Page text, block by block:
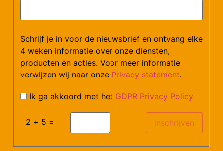
(maandag – donderdag 08:30-17:15 uur / vrijdag
Mail:klantenservice@arvem.nl
Werken bij Arvem?
Verzendkosten en LeveringAlgemene voorwaarden
Schrijf je in voor de nieuwsbrief en ontvang elke
4 weken informatie over onze diensten,
producten en acties. Voor meer informatie
verwijzen wij naar onze Privacy statement.
Ik ga akkoord met het GDPR Privacy Policy
2 + 5 =